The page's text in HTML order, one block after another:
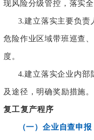
现风险分级管控，落实
3.建立落实主要负责
危险作业区域带班巡查
度。
4.建立落实企业内部
及途径，明确奖励措施。
复工复产程序
（一）企业自查申报